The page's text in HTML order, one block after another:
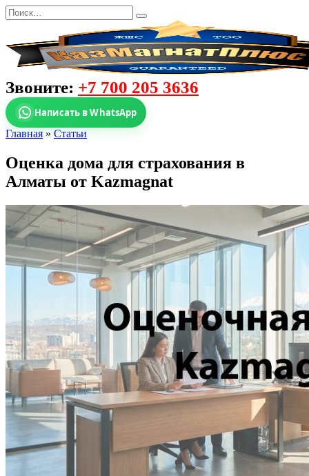
Звоните: +7 700 205 3636
Написать в WhatsApp
Главная » Статьи
Оценка дома для страхования в
Алматы от Kazmagnat